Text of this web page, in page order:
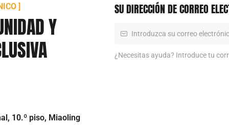
]
Y
10.º piso, Miaoling
SU DIRECCIÓN DE CORREO
¿Necesitas ayuda? Introduce tu